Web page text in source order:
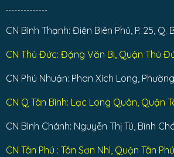
CN Bình Thạnh: Điện Biên Phủ, P. 25, Q.
CN Thủ Đức: Đặng Văn Bi, Quận Thủ
CN Phú Nhuận: Phan Xích Long,
CN Q Tân Bình: Lạc Long Quân, Quận
CN Bình Chánh: Nguyễn Thị Tú, Bình
CN Tân Phú : Tân Sơn Nhì, Quận Tân